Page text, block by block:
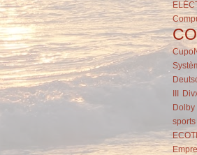
Dolby
sports